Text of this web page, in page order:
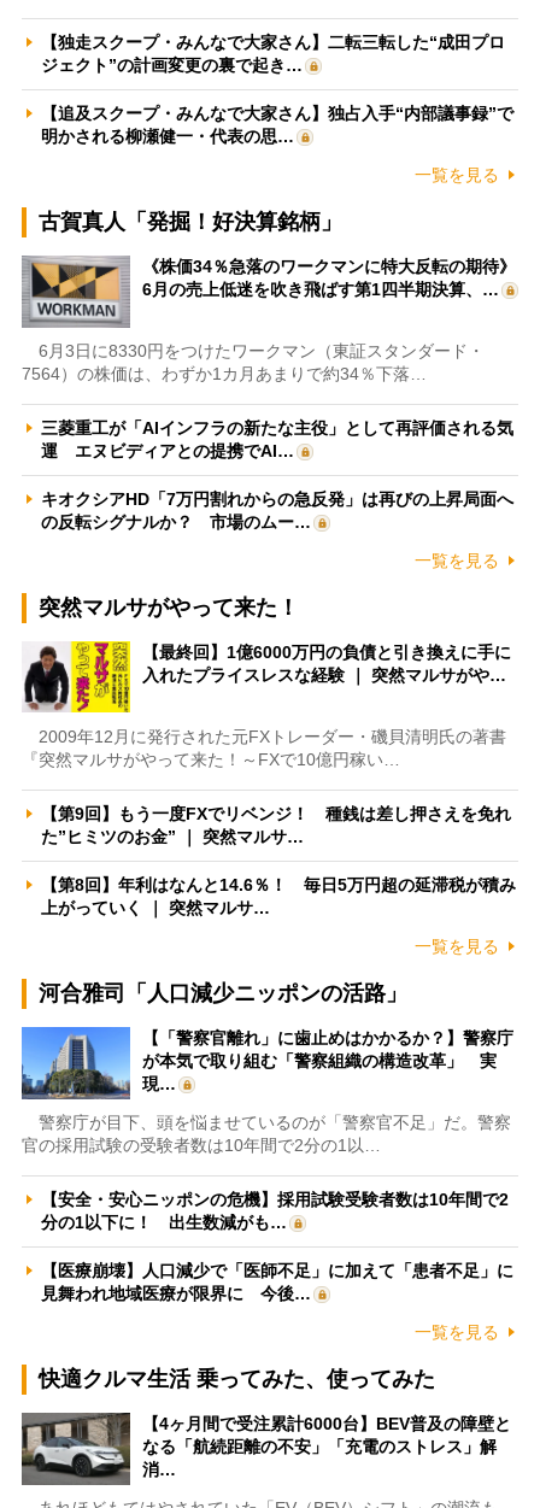
【独走スクープ・みんなで大家さん】二転三転した“成田プロ
ジェクト”の計画変更の裏で起き…
【追及スクープ・みんなで大家さん】独占入手“内部議事録”で
明かされる柳瀬健一・代表の思…
一覧を見る
古賀真人「発掘！好決算銘柄」
《株価34％急落のワークマンに特大反転の期待》
6月の売上低迷を吹き飛ばす第1四半期決算、…
6月3日に8330円をつけたワークマン（東証スタンダード・
7564）の株価は、わずか1カ月あまりで約34％下落…
三菱重工が「AIインフラの新たな主役」として再評価される気
運 エヌビディアとの提携でAI…
キオクシアHD「7万円割れからの急反発」は再びの上昇局面へ
の反転シグナルか？ 市場のムー…
一覧を見る
突然マルサがやって来た！
【最終回】1億6000万円の負債と引き換えに手に
入れたプライスレスな経験 ｜ 突然マルサがや…
2009年12月に発行された元FXトレーダー・磯貝清明氏の著書
『突然マルサがやって来た！～FXで10億円稼い…
【第9回】もう一度FXでリベンジ！ 種銭は差し押さえを免れ
た”ヒミツのお金” ｜ 突然マルサ…
【第8回】年利はなんと14.6％！ 毎日5万円超の延滞税が積み
上がっていく ｜ 突然マルサ…
一覧を見る
河合雅司「人口減少ニッポンの活路」
【「警察官離れ」に歯止めはかかるか？】警察庁
が本気で取り組む「警察組織の構造改革」 実
現…
警察庁が目下、頭を悩ませているのが「警察官不足」だ。警察
官の採用試験の受験者数は10年間で2分の1以…
【安全・安心ニッポンの危機】採用試験受験者数は10年間で2
分の1以下に！ 出生数減がも…
【医療崩壊】人口減少で「医師不足」に加えて「患者不足」に
見舞われ地域医療が限界に 今後…
一覧を見る
快適クルマ生活 乗ってみた、使ってみた
【4ヶ月間で受注累計6000台】BEV普及の障壁と
なる「航続距離の不安」「充電のストレス」解
消…